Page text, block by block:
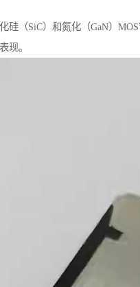
硅（SiC）和氮化（GaN）
现。